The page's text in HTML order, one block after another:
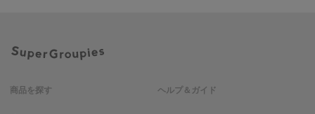
商品を探す ヘルプ＆ガイド